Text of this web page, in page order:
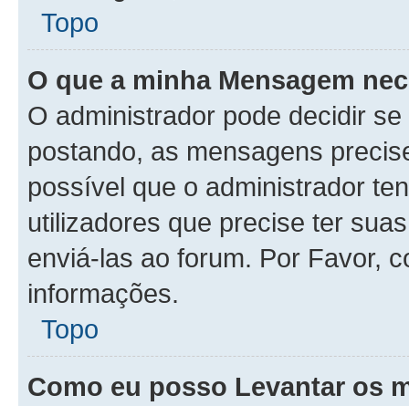
Topo
O que a minha Mensagem
O administrador pode decidir
postando, as mensagens
possível que o administrador
utilizadores que precise ter
enviá-las ao forum. Por Favor,
informações.
Topo
Como eu posso Levantar os